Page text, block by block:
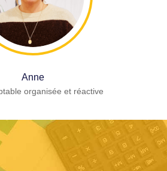
Anne
organisée et réactive